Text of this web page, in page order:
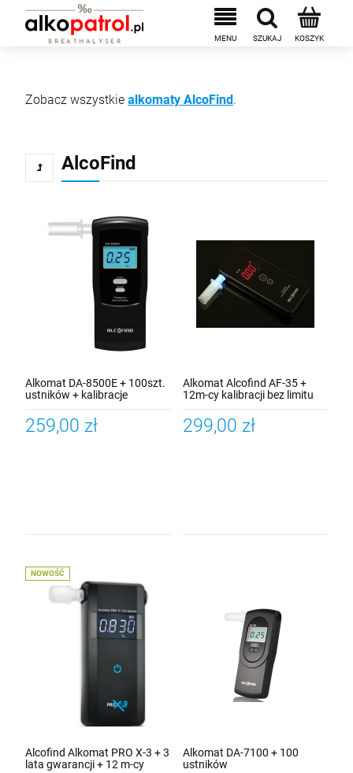
Zobacz wszystkie alkomaty AlcoFind.
AlcoFind
Alkomat DA-8500E + 100szt.
ustników + kalibracje
259,00 zł
Alkomat Alcofind AF-35 +
12m-cy kalibracji bez limitu
gratis
299,00 zł
Alcofind Alkomat PRO X-3 + 3
lata gwarancji + 12 m-cy
NOWOŚĆ
Alkomat DA-7100 + 100
ustników